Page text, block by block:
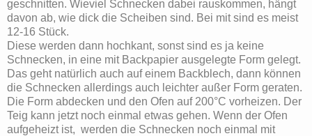
geschnitten. Wieviel Schnecken dabei rauskommen, hängt
davon ab, wie dick die Scheiben sind. Bei mit sind es meist
12-16 Stück.
Diese werden dann hochkant, sonst sind es ja keine
Schnecken, in eine mit Backpapier ausgelegte Form gelegt.
Das geht natürlich auch auf einem Backblech, dann können
die Schnecken allerdings auch leichter außer Form geraten.
Die Form abdecken und den Ofen auf 200°C vorheizen. Der
Teig kann jetzt noch einmal etwas gehen. Wenn der Ofen
aufgeheizt ist, werden die Schnecken noch einmal mit